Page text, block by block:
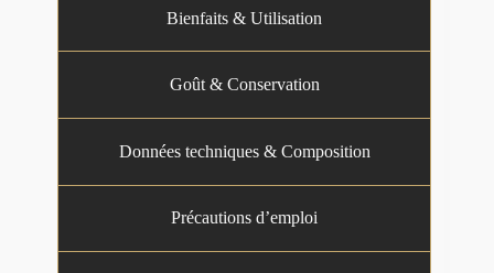
Bienfaits & Utilisation
Goût & Conservation
Données techniques & Composition
Précautions d’emploi